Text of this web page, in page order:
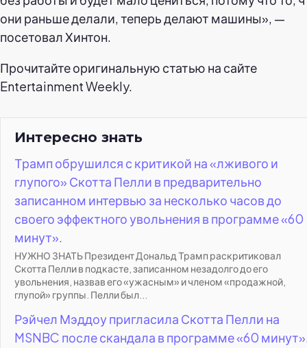
они раньше делали, теперь делают машины», —
посетовал Хинтон.
Прочитайте оригинальную статью на сайте
Entertainment Weekly.
Интересно знать
Трамп обрушился с критикой на «лживого и
глупого» Скотта Пелли в предварительно
записанном интервью за несколько часов до
своего эффектного увольнения в программе «60
минут».
НУЖНО ЗНАТЬ Президент Дональд Трамп раскритиковал
Скотта Пелли в подкасте, записанном незадолго до его
увольнения, назвав его «ужасным» и членом «продажной,
глупой» группы. Пелли был...
Рэйчел Мэддоу пригласила Скотта Пелли на
MSNBC после скандала в программе «60